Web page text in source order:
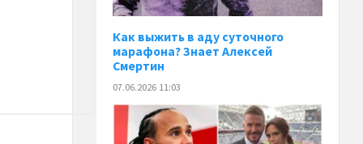
Как выжить в аду суточного
марафона? Знает Алексей
Смертин
07.06.2026 11:03